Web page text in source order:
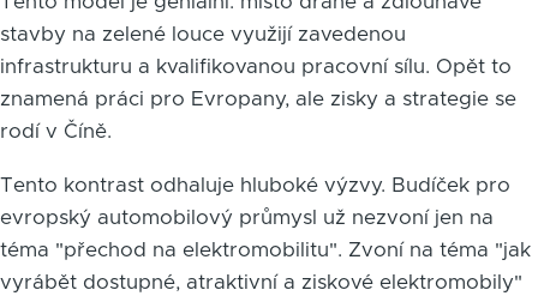
stavby na zelené louce využijí zavedenou
infrastrukturu a kvalifikovanou pracovní sílu. Opět to
znamená práci pro Evropany, ale zisky a strategie se
rodí v Číně.
Tento kontrast odhaluje hluboké výzvy. Budíček pro
evropský automobilový průmysl už nezvoní jen na
téma "přechod na elektromobilitu". Zvoní na téma "jak
vyrábět dostupné, atraktivní a ziskové elektromobily"